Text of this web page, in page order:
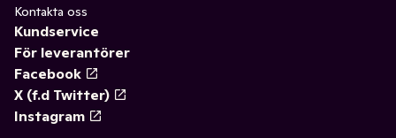
Kontakta oss
Kundservice
För leverantörer
Facebook
X (f.d Twitter)
Instagram